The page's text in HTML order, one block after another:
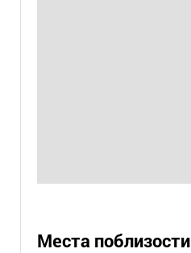
Места поблизости